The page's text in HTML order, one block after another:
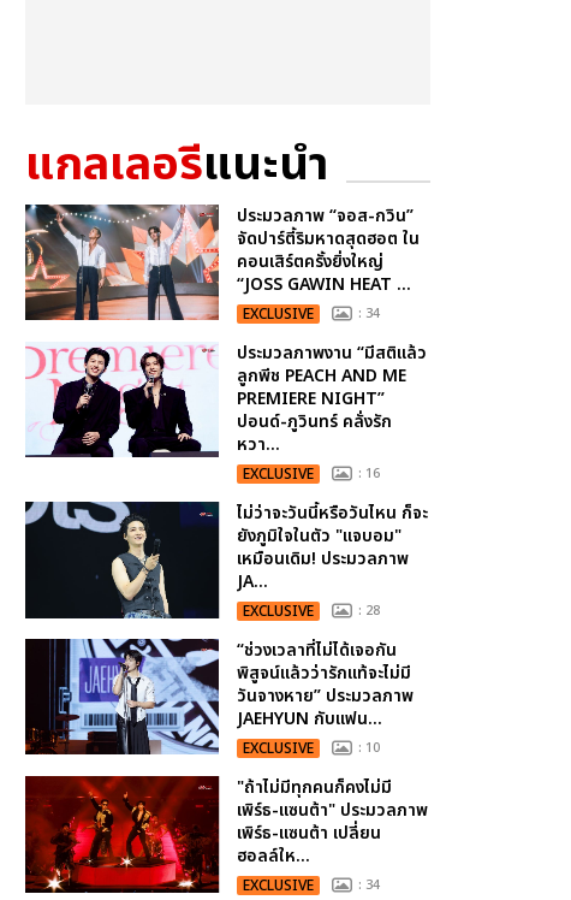
แกลเลอรีแนะนำ
ประมวลภาพ “จอส-กวิน”
จัดปาร์ตี้ริมหาดสุดฮอต ใน
คอนเสิร์ตครั้งยิ่งใหญ่
“JOSS GAWIN HEAT ...
EXCLUSIVE : 34
ประมวลภาพงาน “มีสติแล้ว
ลูกพีช PEACH AND ME
PREMIERE NIGHT”
ปอนด์-ภูวินทร์ คลั่งรัก
หวา...
EXCLUSIVE : 16
ไม่ว่าจะวันนี้หรือวันไหน ก็จะ
ยังภูมิใจในตัว "แจบอม"
เหมือนเดิม! ประมวลภาพ
JA...
EXCLUSIVE : 28
“ช่วงเวลาที่ไม่ได้เจอกัน
พิสูจน์แล้วว่ารักแท้จะไม่มี
วันจางหาย” ประมวลภาพ
JAEHYUN กับแฟน...
EXCLUSIVE : 10
"ถ้าไม่มีทุกคนก็คงไม่มี
เพิร์ธ-แซนต้า" ประมวลภาพ
เพิร์ธ-แซนต้า เปลี่ยน
ฮอลล์ให...
EXCLUSIVE : 34